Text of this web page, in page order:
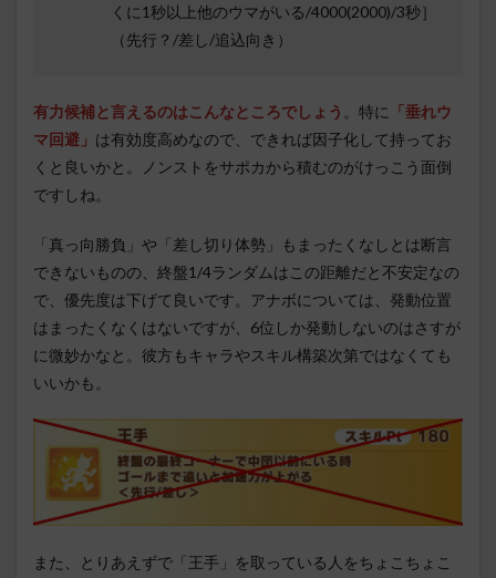
くに1秒以上他のウマがいる/4000(2000)/3秒］
（先行？/差し/追込向き）
有力候補と言えるのはこんなところでしょう 。特に 「垂れウ
マ回避」 は有効度高めなので、できれば因子化して持ってお
くと良いかと。ノンストをサポカから積むのがけっこう面倒
ですしね。
「真っ向勝負」や「差し切り体勢」もまったくなしとは断言
できないものの、終盤1/4ランダムはこの距離だと不安定なの
で、優先度は下げて良いです。アナボについては、発動位置
はまったくなくはないですが、6位しか発動しないのはさすが
に微妙かなと。彼方もキャラやスキル構築次第ではなくても
いいかも。
また、とりあえずで「王手」を取っている人をちょこちょこ